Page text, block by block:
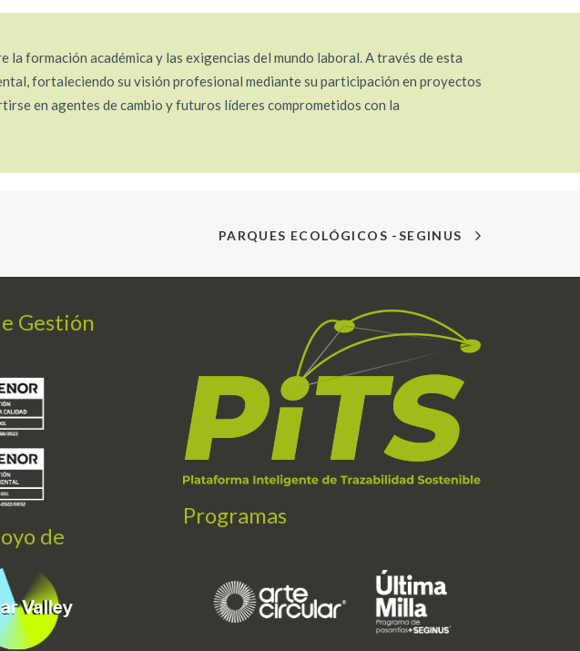
formación académica y las exigencias del mundo laboral. A través de esta
fortaleciendo su visión profesional mediante su participación en proyectos
en agentes de cambio y futuros líderes comprometidos con la
PARQUES ECOLÓGICOS -SEGINUS
Gestión
de
Programas